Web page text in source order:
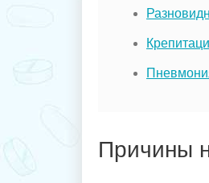
Причины